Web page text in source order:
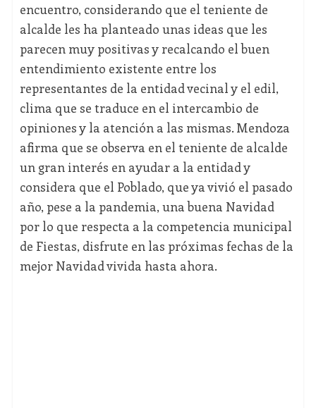
encuentro, considerando que el teniente de
alcalde les ha planteado unas ideas que les
parecen muy positivas y recalcando el buen
entendimiento existente entre los
representantes de la entidad vecinal y el edil,
clima que se traduce en el intercambio de
opiniones y la atención a las mismas. Mendoza
afirma que se observa en el teniente de alcalde
un gran interés en ayudar a la entidad y
considera que el Poblado, que ya vivió el pasado
año, pese a la pandemia, una buena Navidad
por lo que respecta a la competencia municipal
de Fiestas, disfrute en las próximas fechas de la
mejor Navidad vivida hasta ahora.